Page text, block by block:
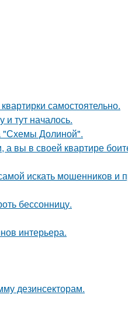
самостоятельно.
и тут началось.
"Схемы Долиной".
а вы в своей квартире
искать мошенников и
бессонницу.
интерьера.
дезинсекторам.